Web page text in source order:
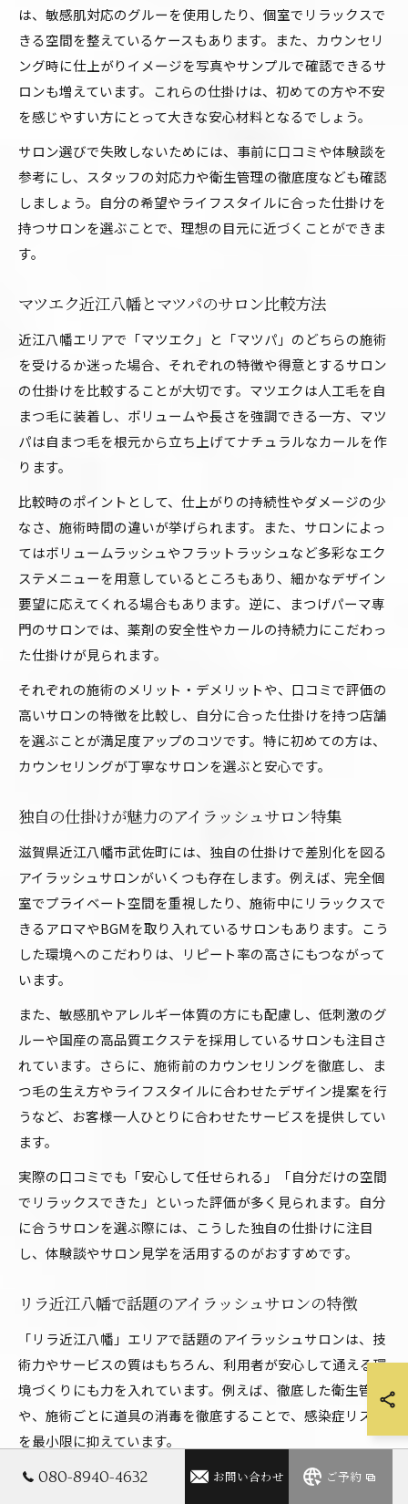
は、敏感肌対応のグルーを使用したり、個室でリラックスで
きる空間を整えているケースもあります。また、カウンセリ
ング時に仕上がりイメージを写真やサンプルで確認できるサ
ロンも増えています。これらの仕掛けは、初めての方や不安
を感じやすい方にとって大きな安心材料となるでしょう。
サロン選びで失敗しないためには、事前に口コミや体験談を
参考にし、スタッフの対応力や衛生管理の徹底度なども確認
しましょう。自分の希望やライフスタイルに合った仕掛けを
持つサロンを選ぶことで、理想の目元に近づくことができま
す。
マツエク近江八幡とマツパのサロン比較方法
近江八幡エリアで「マツエク」と「マツパ」のどちらの施術
を受けるか迷った場合、それぞれの特徴や得意とするサロン
の仕掛けを比較することが大切です。マツエクは人工毛を自
まつ毛に装着し、ボリュームや長さを強調できる一方、マツ
パは自まつ毛を根元から立ち上げてナチュラルなカールを作
ります。
比較時のポイントとして、仕上がりの持続性やダメージの少
なさ、施術時間の違いが挙げられます。また、サロンによっ
てはボリュームラッシュやフラットラッシュなど多彩なエク
ステメニューを用意しているところもあり、細かなデザイン
要望に応えてくれる場合もあります。逆に、まつげパーマ専
門のサロンでは、薬剤の安全性やカールの持続力にこだわっ
た仕掛けが見られます。
それぞれの施術のメリット・デメリットや、口コミで評価の
高いサロンの特徴を比較し、自分に合った仕掛けを持つ店舗
を選ぶことが満足度アップのコツです。特に初めての方は、
カウンセリングが丁寧なサロンを選ぶと安心です。
独自の仕掛けが魅力のアイラッシュサロン特集
滋賀県近江八幡市武佐町には、独自の仕掛けで差別化を図る
アイラッシュサロンがいくつも存在します。例えば、完全個
室でプライベート空間を重視したり、施術中にリラックスで
きるアロマやBGMを取り入れているサロンもあります。こう
した環境へのこだわりは、リピート率の高さにもつながって
います。
また、敏感肌やアレルギー体質の方にも配慮し、低刺激のグ
ルーや国産の高品質エクステを採用しているサロンも注目さ
れています。さらに、施術前のカウンセリングを徹底し、ま
つ毛の生え方やライフスタイルに合わせたデザイン提案を行
うなど、お客様一人ひとりに合わせたサービスを提供してい
ます。
実際の口コミでも「安心して任せられる」「自分だけの空間
でリラックスできた」といった評価が多く見られます。自分
に合うサロンを選ぶ際には、こうした独自の仕掛けに注目
し、体験談やサロン見学を活用するのがおすすめです。
リラ近江八幡で話題のアイラッシュサロンの特徴
「リラ近江八幡」エリアで話題のアイラッシュサロンは、技
術力やサービスの質はもちろん、利用者が安心して通える環
境づくりにも力を入れています。例えば、徹底した衛生管理
や、施術ごとに道具の消毒を徹底することで、感染症リスク
を最小限に抑えています。
また、カウンセリング時には目元の状態や希望を丁寧にヒア
080-8940-4632 お問い合わせ ご予約